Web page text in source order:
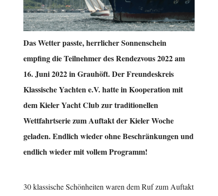
Das Wetter passte, herrlicher Sonnenschein
empfing die Teilnehmer des Rendezvous 2022 am
16. Juni 2022 in Grauhöft. Der Freundeskreis
Klassische Yachten e.V. hatte in Kooperation mit
dem Kieler Yacht Club zur traditionellen
Wettfahrtserie zum Auftakt der Kieler Woche
geladen. Endlich wieder ohne Beschränkungen und
endlich wieder mit vollem Programm!
30 klassische Schönheiten waren dem Ruf zum Auftakt